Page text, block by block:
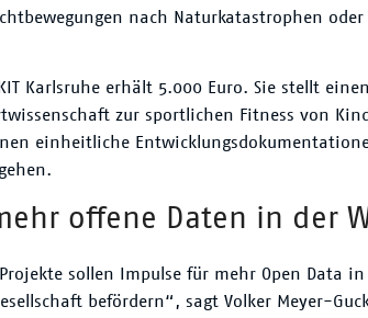
nach Naturkatastrophen
Karlsruhe erhält 5.000 Euro. Sie stellt
zur sportlichen Fitness von
einheitliche
offene Daten in der
sollen Impulse für mehr Open Data
befördern“, sagt Volker Meyer-